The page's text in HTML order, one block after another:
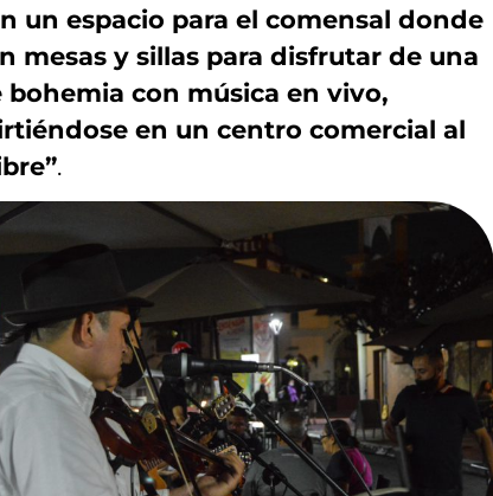
un espacio para el comensal donde
mesas y sillas para disfrutar de una
bohemia con música en vivo,
en un centro comercial al
.